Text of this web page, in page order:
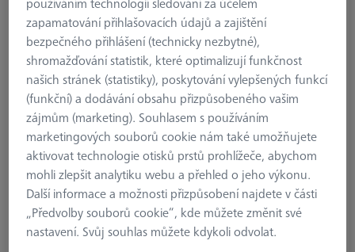
typ produktu
Cube
Úhel (W1)
60.0 °
materiál
Titanium
Connection Type
M3 XXT
aplikace
Connect
Ø Body (DG)
12.0 mm
zapamatování přihlašovacích údajů a zajištění
bezpečného přihlášení (technicky nezbytné),
shromažďování statistik, které optimalizují funkčnost
našich stránek (statistiky), poskytování vylepšených funkcí
(funkční) a dodávání obsahu přizpůsobeného vašim
zájmům (marketing). Souhlasem s používáním
marketingových souborů cookie nám také umožňujete
aktivovat technologie otisků prstů prohlížeče, abychom
mohli zlepšit analytiku webu a přehled o jeho výkonu.
Další informace a možnosti přizpůsobení najdete v části
„Předvolby souborů cookie“, kde můžete změnit své
nastavení. Svůj souhlas můžete kdykoli odvolat.